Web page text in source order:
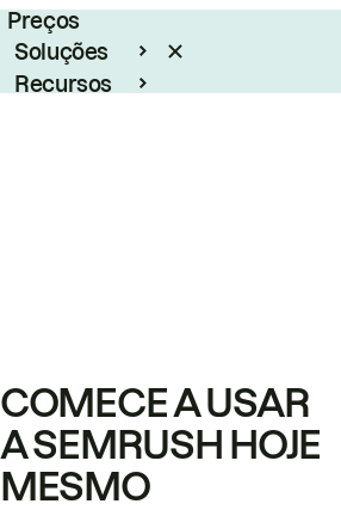
Preços
Soluções
Recursos
COMECE A USAR
A SEMRUSH HOJE
MESMO